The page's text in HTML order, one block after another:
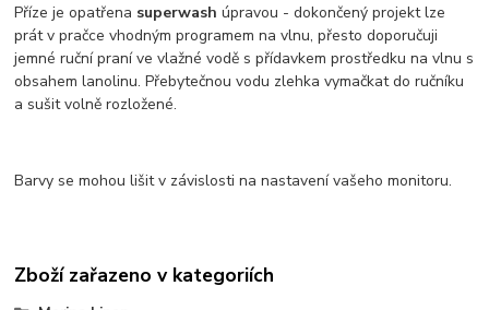
Příze je opatřena superwash úpravou - dokončený projekt lze
prát v pračce vhodným programem na vlnu, přesto doporučuji
jemné ruční praní ve vlažné vodě s přídavkem prostředku na vlnu s
obsahem lanolinu. Přebytečnou vodu zlehka vymačkat do ručníku
a sušit volně rozložené.
Barvy se mohou lišit v závislosti na nastavení vašeho monitoru.
Zboží zařazeno v kategoriích